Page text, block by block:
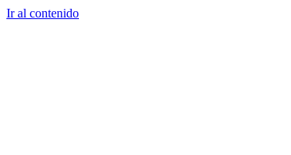
Ir al contenido